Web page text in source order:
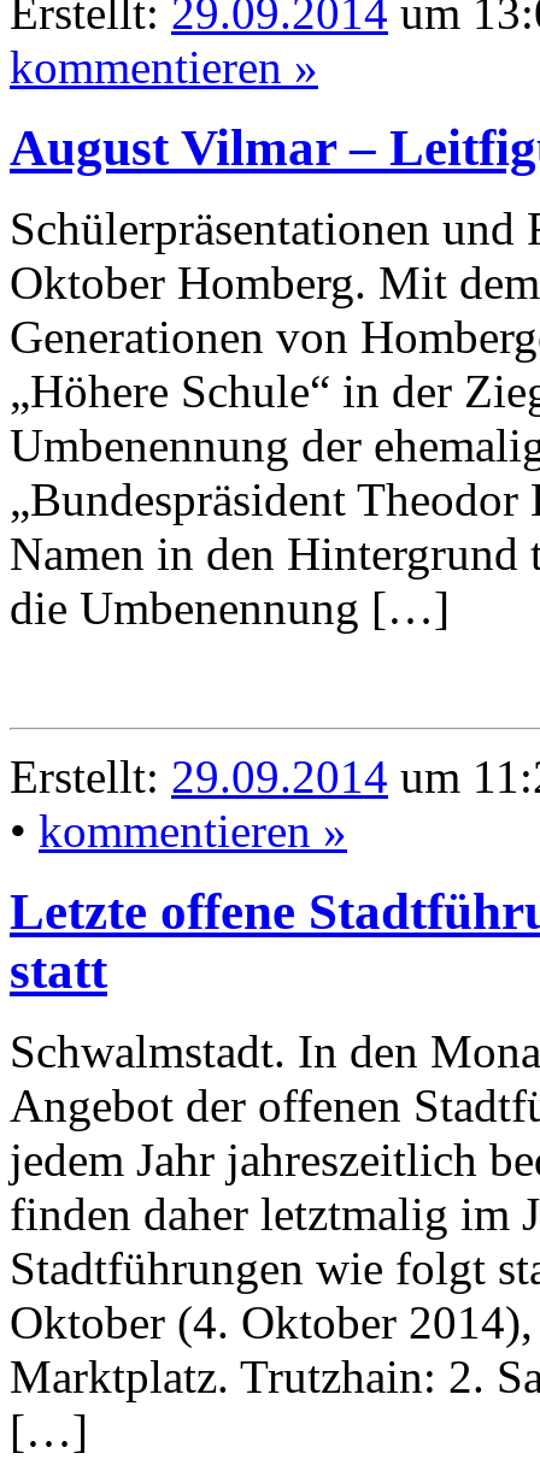
Erstellt: 29.09.2014 um
kommentieren »
August Vilmar –
Schülerpräsentationen
Oktober Homberg. Mit
Generationen von
„Höhere Schule“ in der
Umbenennung der
„Bundespräsident
Namen in den Hintergrund
die Umbenennung […]
Erstellt: 29.09.2014 um
• kommentieren »
Letzte offene
statt
Schwalmstadt. In den
Angebot der offenen
jedem Jahr jahreszeitlich
finden daher letztmalig im
Stadtführungen wie folgt
Oktober (4. Oktober
Marktplatz. Trutzhain: 2.
[…]